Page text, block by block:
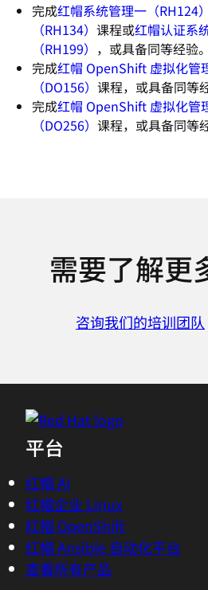
完成红帽系统管理一（RH124）
（RH134） 课程或红帽认证系
（RH199） ，或具备同等经验。
完成红帽 OpenShift 虚拟化管
（DO156） 课程，或具备同等
完成红帽 OpenShift 虚拟化管
（DO256） 课程，或具备同等
需要了解更
咨询我们的培训团队
平台
红帽 AI
红帽企业 Linux
红帽 OpenShift
红帽 Ansible 自动化平台
查看所有产品